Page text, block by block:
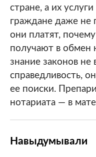
стране, а их
граждане даже не
они платят,
получают в обмен
знание законов не
справедливость,
ее поиски.
нотариата — в
Навыдумывали